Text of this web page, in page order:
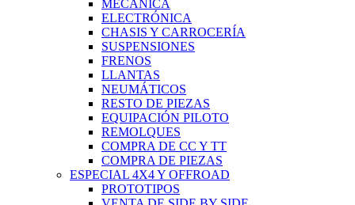
MECANICA
ELECTRÓNICA
CHASIS Y CARROCERÍA
SUSPENSIONES
FRENOS
LLANTAS
NEUMÁTICOS
RESTO DE PIEZAS
EQUIPACIÓN PILOTO
REMOLQUES
COMPRA DE CC Y TT
COMPRA DE PIEZAS
ESPECIAL 4X4 Y OFFROAD
PROTOTIPOS